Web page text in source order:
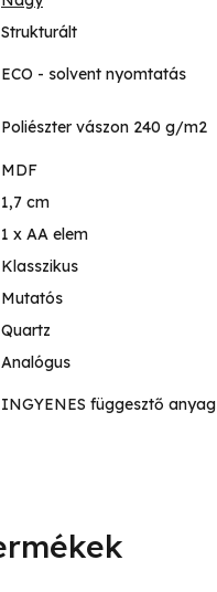
Strukturált
ECO - solvent nyomtatás
Poliészter vászon 240 g/m2
MDF
1,7 cm
1 x AA elem
Klasszikus
Mutatós
Quartz
Analógus
INGYENES függesztő anyag